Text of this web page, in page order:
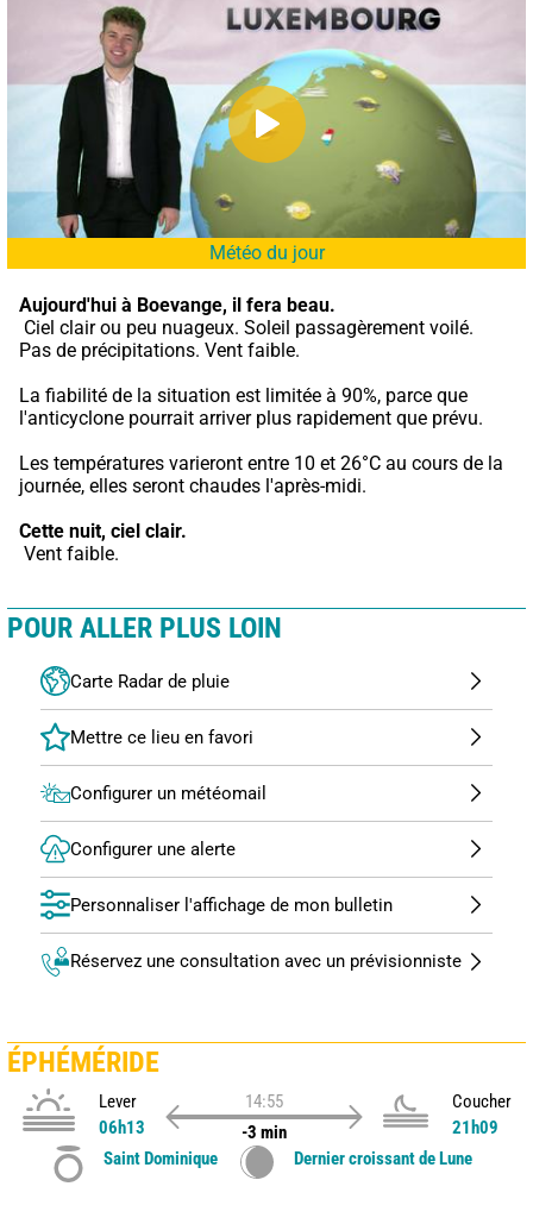
Météo du jour
Aujourd'hui à Boevange, il fera beau.
Pas de précipitations. Vent faible.
La fiabilité de la situation est limitée à 90%, parce que
l'anticyclone pourrait arriver plus rapidement que prévu.
Les températures varieront entre 10 et 26°C au cours de la
journée, elles seront chaudes l'après-midi.
Cette nuit, ciel clair.
Vent faible.
POUR ALLER PLUS LOIN
Carte Radar de pluie
Configurer un météomail
Configurer une alerte
Personnaliser l'affichage de mon bulletin
Réservez une consultation avec un prévisionniste
ÉPHÉMÉRIDE
Lever
06h13
14:55
-3 min
Coucher
21h09
Saint Dominique
Dernier croissant de Lune